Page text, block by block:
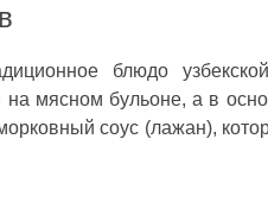
блюдо
на мясном бульоне, а в
соус (лажан),